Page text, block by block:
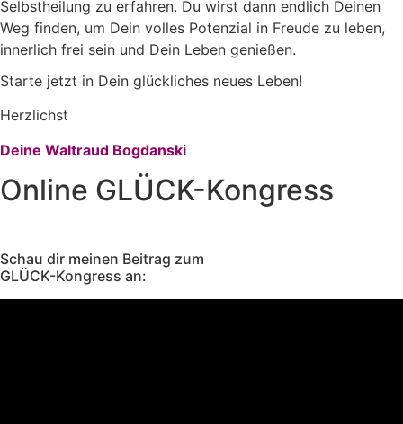
Selbstheilung zu erfahren. Du wirst dann endlich Deinen
Weg finden, um Dein volles Potenzial in Freude zu leben,
innerlich frei sein und Dein Leben genießen.
Starte jetzt in Dein glückliches neues Leben!
Herzlichst
Deine Waltraud Bogdanski
Online GLÜCK-Kongress
Schau dir meinen Beitrag zum
GLÜCK-Kongress an: